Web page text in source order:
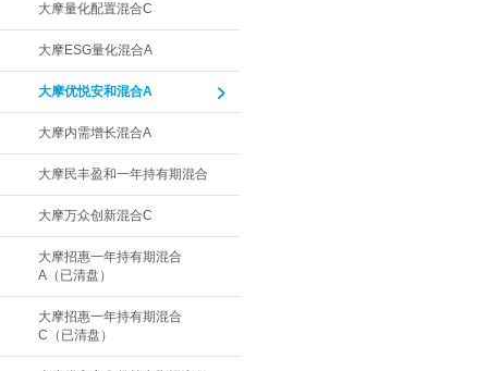
大摩量化配置混合C
大摩ESG量化混合A
大摩优悦安和混合A
大摩内需增长混合A
大摩民丰盈和一年持有期混合
大摩万众创新混合C
大摩招惠一年持有期混合
A（已清盘）
大摩招惠一年持有期混合
C（已清盘）